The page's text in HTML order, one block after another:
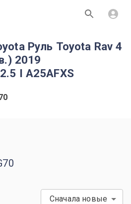
Руль Toyota Rav 4
2019
I A25AFXS
Сначала новые